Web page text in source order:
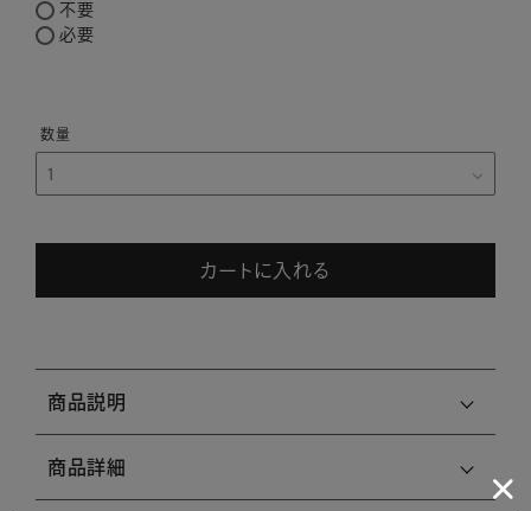
不要
必要
カートに入れる
商品説明
商品詳細